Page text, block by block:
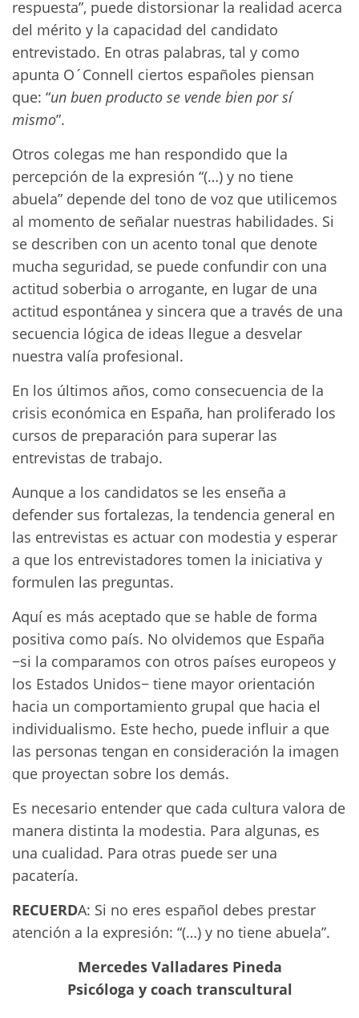
respuesta”, puede distorsionar la realidad acerca
del mérito y la capacidad del candidato
entrevistado. En otras palabras, tal y como
apunta O´Connell ciertos españoles piensan
que: “un buen producto se vende bien por sí
mismo”.
Otros colegas me han respondido que la
percepción de la expresión “(…) y no tiene
abuela” depende del tono de voz que utilicemos
al momento de señalar nuestras habilidades. Si
se describen con un acento tonal que denote
mucha seguridad, se puede confundir con una
actitud soberbia o arrogante, en lugar de una
actitud espontánea y sincera que a través de una
secuencia lógica de ideas llegue a desvelar
nuestra valía profesional.
En los últimos años, como consecuencia de la
crisis económica en España, han proliferado los
cursos de preparación para superar las
entrevistas de trabajo.
Aunque a los candidatos se les enseña a
defender sus fortalezas, la tendencia general en
las entrevistas es actuar con modestia y esperar
a que los entrevistadores tomen la iniciativa y
formulen las preguntas.
Aquí es más aceptado que se hable de forma
positiva como país. No olvidemos que España
−si la comparamos con otros países europeos y
los Estados Unidos− tiene mayor orientación
hacia un comportamiento grupal que hacia el
individualismo. Este hecho, puede influir a que
las personas tengan en consideración la imagen
que proyectan sobre los demás.
Es necesario entender que cada cultura valora de
manera distinta la modestia. Para algunas, es
una cualidad. Para otras puede ser una
pacatería.
RECUERDA: Si no eres español debes prestar
atención a la expresión: “(…) y no tiene abuela”.
Mercedes Valladares Pineda
Psicóloga y coach transcultural